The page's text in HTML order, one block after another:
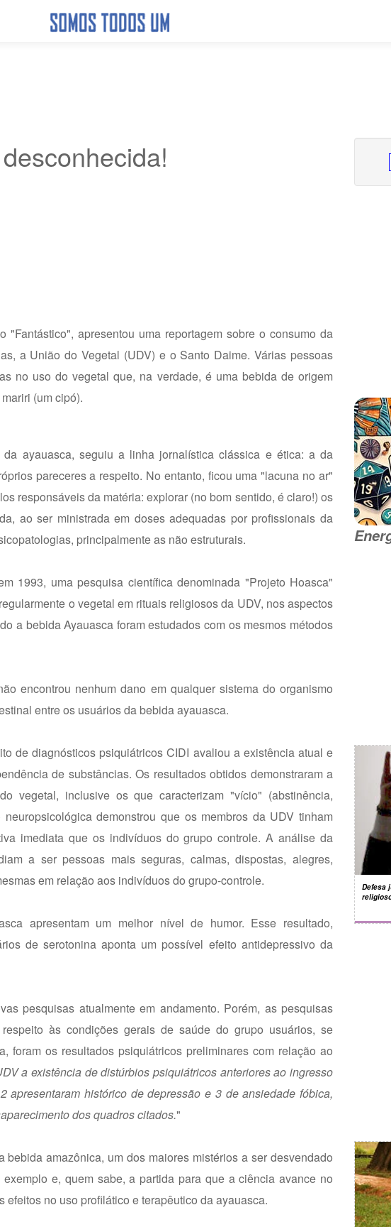
apresentou uma reportagem sobre o consumo da
a União do Vegetal (UDV) e o Santo Daime. Várias pessoas
no uso do vegetal que, na verdade, é uma bebida de origem
(um cipó).
ayauasca, seguiu a linha jornalística clássica e ética: a da
pareceres a respeito. No entanto, ficou uma "lacuna no ar"
responsáveis da matéria: explorar (no bom sentido, é claro!) os
ao ser ministrada em doses adequadas por profissionais da
principalmente as não estruturais.
1993, uma pesquisa científica denominada "Projeto Hoasca"
o vegetal em rituais religiosos da UDV, nos aspectos
a bebida Ayauasca foram estudados com os mesmos métodos
encontrou nenhum dano em qualquer sistema do organismo
entre os usuários da bebida ayauasca.
de diagnósticos psiquiátricos CIDI avaliou a existência atual e
de substâncias. Os resultados obtidos demonstraram a
vegetal, inclusive os que caracterizam "vício" (abstinência,
demonstrou que os membros da UDV tinham
imediata que os indivíduos do grupo controle. A análise da
a ser pessoas mais seguras, calmas, dispostas, alegres,
em relação aos indivíduos do grupo-controle.
apresentam um melhor nível de humor. Esse resultado,
de serotonina aponta um possível efeito antidepressivo da
pesquisas atualmente em andamento. Porém, as pesquisas
às condições gerais de saúde do grupo usuários, se
foram os resultados psiquiátricos preliminares com relação ao
a existência de distúrbios psiquiátricos anteriores ao ingresso
histórico de depressão e 3 de ansiedade fóbica,
dos quadros citados."
amazônica, um dos maiores mistérios a ser desvendado
e, quem sabe, a partida para que a ciência avance no
no uso profilático e terapêutico da ayauasca.
Defesa